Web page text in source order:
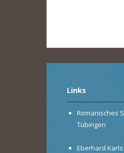
Links
Romanisches
Tübingen
Eberhard